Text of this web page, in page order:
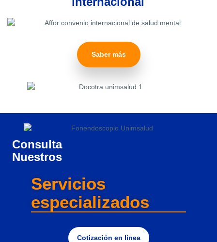
Saber más
Consulta
Nuestros
Servicios
especializados
Cotización en línea